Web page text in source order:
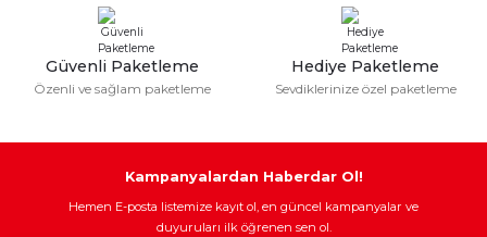
Güvenli Paketleme
Özenli ve sağlam paketleme
Hediye Paketleme
Sevdiklerinize özel paketleme
Kampanyalardan Haberdar Ol!
Hemen E-posta listemize kayıt ol, en güncel kampanyalar ve
duyuruları ilk öğrenen sen ol.